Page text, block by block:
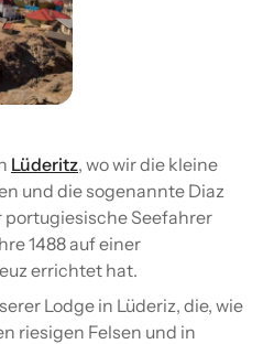
Lüderitz, wo wir die kleine
und die sogenannte Diaz
portugiesische Seefahrer
1488 auf einer
errichtet hat.
Lodge in Lüderiz, die, wie
riesigen Felsen und in